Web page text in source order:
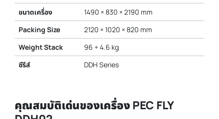
ขนาดเครื่อง
1490 × 830 × 2190 mm
Packing Size
2120 × 1020 × 820 mm
Weight Stack
96 + 4.6 kg
ซีรีส์
DDH Series
คุณสมบัติเด่นของเครื่อง PEC FLY